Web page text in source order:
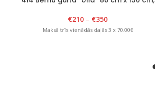
€210 – €350
Maksā trīs vienādās daļās 3 x 70.00€